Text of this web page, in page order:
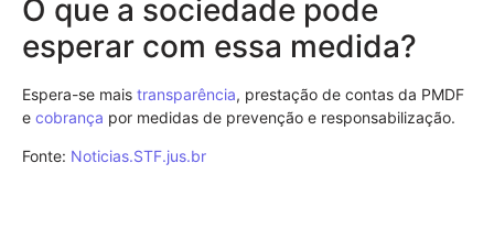
O que a sociedade pode
esperar com essa medida?
Espera-se mais transparência, prestação de contas da PMDF
e cobrança por medidas de prevenção e responsabilização.
Fonte: Noticias.STF.jus.br